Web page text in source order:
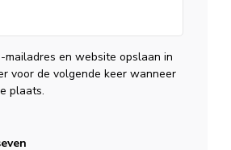
mailadres en website opslaan in
voor de volgende keer wanneer
plaats.